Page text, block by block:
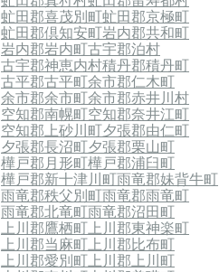
虻田郡喜茂別町虻田郡京極町
虻田郡倶知安町岩内郡共和町
岩内郡岩内町古宇郡泊村
古宇郡神恵内村積丹郡積丹町
古平郡古平町余市郡仁木町
余市郡余市町余市郡赤井川村
空知郡南幌町空知郡奈井江町
空知郡上砂川町夕張郡由仁町
夕張郡長沼町夕張郡栗山町
樺戸郡月形町樺戸郡浦臼町
樺戸郡新十津川町雨竜郡妹背牛町
雨竜郡秩父別町雨竜郡雨竜町
雨竜郡北竜町雨竜郡沼田町
上川郡鷹栖町上川郡東神楽町
上川郡当麻町上川郡比布町
上川郡愛別町上川郡上川町